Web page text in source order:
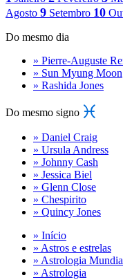
Agosto 9 Setembro 10
Do mesmo dia
» Pierre-Auguste
» Sun Myung Moon
» Rashida Jones
Do mesmo signo
» Daniel Craig
» Ursula Andress
» Johnny Cash
» Jessica Biel
» Glenn Close
» Chespirito
» Quincy Jones
» Início
» Astros e estrelas
» Astrologia
» Astrologia